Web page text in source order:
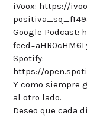
iVoox: https://
Google Podcast:
Spotify:
https://
Y como siempre
al otro lado.
Deseo que cada